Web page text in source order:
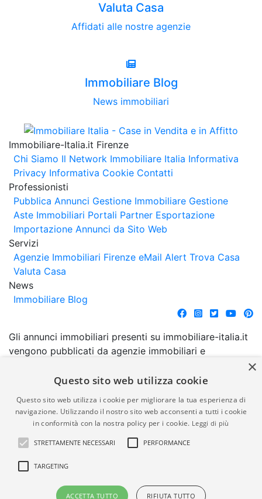
Valuta Casa
Affidati alle nostre agenzie
Immobiliare Blog
News immobiliari
Immobiliare-Italia.it Firenze
Chi Siamo Il Network Immobiliare Italia Informativa
Privacy Informativa Cookie Contatti
Professionisti
Pubblica Annunci Gestione Immobiliare Gestione
Aste Immobiliari Portali Partner Esportazione
Importazione Annunci da Sito Web
Servizi
Agenzie Immobiliari Firenze eMail Alert Trova Casa
Valuta Casa
News
Immobiliare Blog
Gli annunci immobiliari presenti su immobiliare-italia.it
vengono pubblicati da agenzie immobiliari e
comporta l'approvazione o l'avallo da parte di
garanzia da parte di quest'ultima. immobiliare-italia.it
quindi non è responsabile della veridicità, della
correttezza, della completezza, della normativa in
materia di privacy e/o di alcun altro aspetto dei
suddetti annunci.
© Copyright 2007 - 2026
Powered by
×
Questo sito web utilizza cookie
Questo sito web utilizza i cookie per migliorare la tua esperienza di
navigazione. Utilizzando il nostro sito web acconsenti a tutti i cookie
in conformità con la nostra policy per i cookie. Leggi di più
STRETTAMENTE NECESSARI PERFORMANCE
TARGETING
ACCETTA TUTTO RIFIUTA TUTTO